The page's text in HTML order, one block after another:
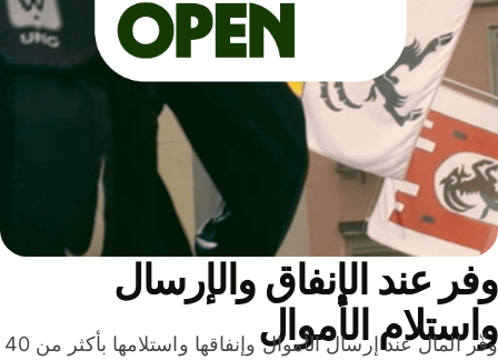
عند الإنفاق والإرسال
الأموال
وفّر المال عند إرسال الأموال وإنفاقها واستلامها بأكثر من 40